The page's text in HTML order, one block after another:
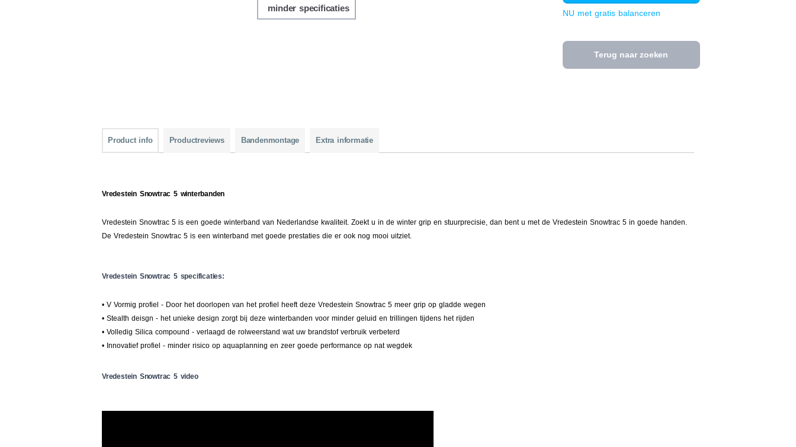
minder specificaties
NU met gratis balanceren
Terug naar zoeken
Product info Productreviews Bandenmontage Extra informatie
Vredestein Snowtrac 5 winterbanden
Vredestein Snowtrac 5 is een goede winterband van Nederlandse kwaliteit. Zoekt u in de winter grip en stuurprecisie, dan bent u met de Vredestein Snowtrac 5 in goede handen.
De Vredestein Snowtrac 5 is een winterband met goede prestaties die er ook nog mooi uitziet.
Vredestein Snowtrac 5 specificaties:
• V Vormig profiel - Door het doorlopen van het profiel heeft deze Vredestein Snowtrac 5 meer grip op gladde wegen
• Stealth deisgn - het unieke design zorgt bij deze winterbanden voor minder geluid en trillingen tijdens het rijden
• Volledig Silica compound - verlaagd de rolweerstand wat uw brandstof verbruik verbeterd
• Innovatief profiel - minder risico op aquaplanning en zeer goede performance op nat wegdek
Vredestein Snowtrac 5 video